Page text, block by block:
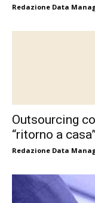
Redazione Data
Outsourcing
“ritorno a
Redazione Data